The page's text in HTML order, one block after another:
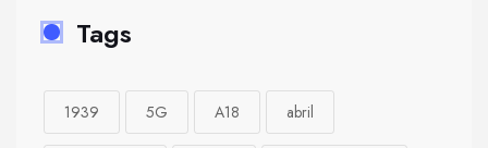
Tags
1939 5G A18 abril